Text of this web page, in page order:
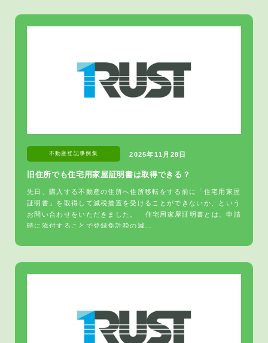
旧住所でも住宅用家屋証明書は取得できる？
不動産登記事例集 2025年11月28日
先日、購入する不動産の住所へ住所移転をする前に「住宅用家屋
証明書」を取得して減税措置を受けることができないか、という
お問い合わせをいただきました。 住宅用家屋証明書とは、申請
時に添付することで登録免許税の減…